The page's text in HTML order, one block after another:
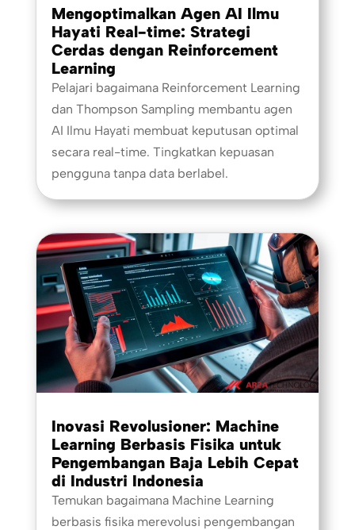
Mengoptimalkan Agen AI Ilmu
Hayati Real-time: Strategi
Cerdas dengan Reinforcement
Learning
Pelajari bagaimana Reinforcement Learning
dan Thompson Sampling membantu agen
AI Ilmu Hayati membuat keputusan optimal
secara real-time. Tingkatkan kepuasan
pengguna tanpa data berlabel.
Inovasi Revolusioner: Machine
Learning Berbasis Fisika untuk
Pengembangan Baja Lebih Cepat
di Industri Indonesia
Temukan bagaimana Machine Learning
berbasis fisika merevolusi pengembangan